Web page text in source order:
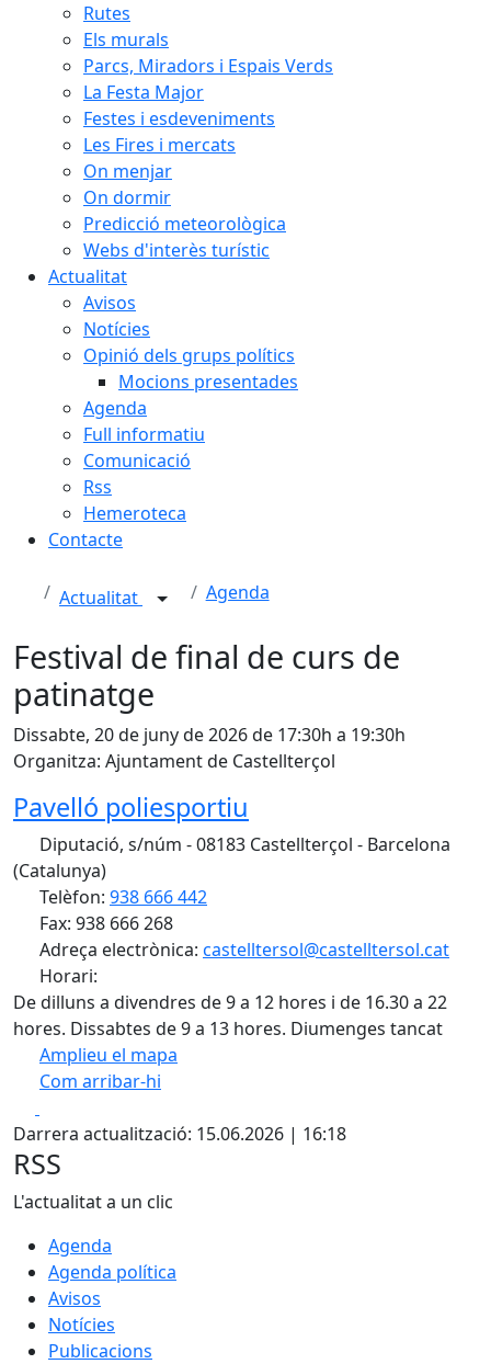
Rutes
Els murals
Parcs, Miradors i Espais Verds
La Festa Major
Festes i esdeveniments
Les Fires i mercats
On menjar
On dormir
Predicció meteorològica
Webs d'interès turístic
Actualitat
Avisos
Notícies
Opinió dels grups polítics
Mocions presentades
Agenda
Full informatiu
Comunicació
Rss
Hemeroteca
Contacte
Actualitat Agenda
Festival de final de curs de
patinatge
Dissabte, 20 de juny de 2026 de 17:30h a 19:30h
Organitza: Ajuntament de Castellterçol
Pavelló poliesportiu
Diputació, s/núm - 08183 Castellterçol - Barcelona
(Catalunya)
Telèfon: 938 666 442
Fax: 938 666 268
Adreça electrònica: castelltersol@castelltersol.cat
Horari:
De dilluns a divendres de 9 a 12 hores i de 16.30 a 22
hores. Dissabtes de 9 a 13 hores. Diumenges tancat
Amplieu el mapa
Com arribar-hi
+
−
Darrera actualització: 15.06.2026 | 16:18
RSS
L'actualitat a un clic
Agenda
Agenda política
Avisos
Notícies
Publicacions